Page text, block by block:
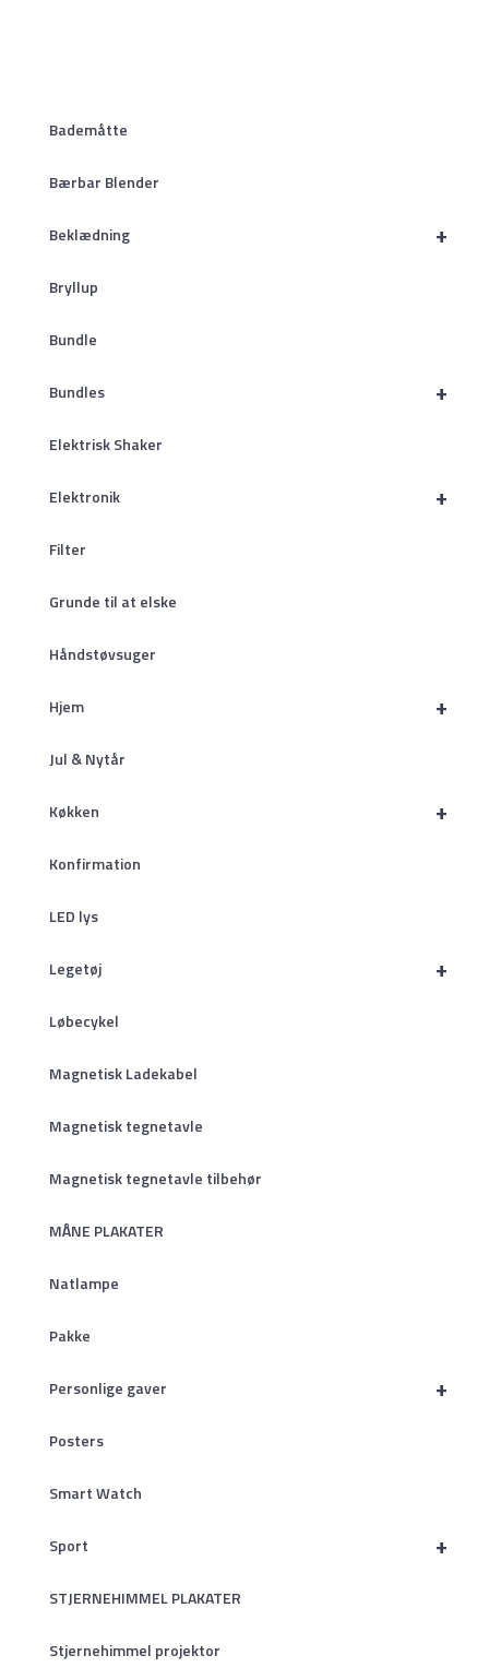
Bademåtte
Bærbar Blender
+
Beklædning
Bryllup
Bundle
+
Bundles
Elektrisk Shaker
+
Elektronik
Filter
Grunde til at elske
Håndstøvsuger
+
Hjem
Jul & Nytår
+
Køkken
Konfirmation
LED lys
+
Legetøj
Løbecykel
Magnetisk Ladekabel
Magnetisk tegnetavle
Magnetisk tegnetavle tilbehør
MÅNE PLAKATER
Natlampe
Pakke
+
Personlige gaver
Posters
Smart Watch
+
Sport
STJERNEHIMMEL PLAKATER
Stjernehimmel projektor